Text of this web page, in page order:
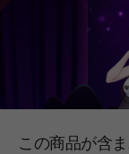
この商品が含